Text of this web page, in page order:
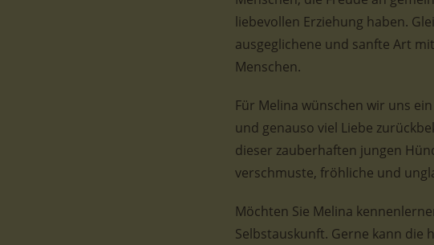
liebevollen Erziehung haben.
ausgeglichene und sanfte Art
Menschen.
Für Melina wünschen wir uns
und genauso viel Liebe
dieser zauberhaften jungen
verschmuste, fröhliche und
Möchten Sie Melina
Selbstauskunft. Gerne kann die